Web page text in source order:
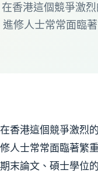
在香港這個競爭激
進修人士常常面臨
在香港這個競爭激烈
修人士常常面臨著繁
期末論文、碩士學位